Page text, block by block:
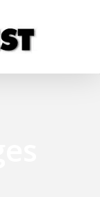
content